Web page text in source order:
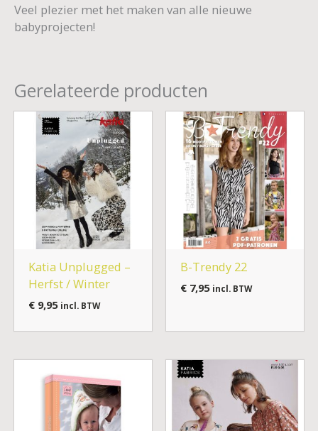
Veel plezier met het maken van alle nieuwe
babyprojecten!
Gerelateerde producten
Katia Unplugged –
Herfst / Winter
€9,95 incl. BTW
B-Trendy 22
€7,95 incl. BTW